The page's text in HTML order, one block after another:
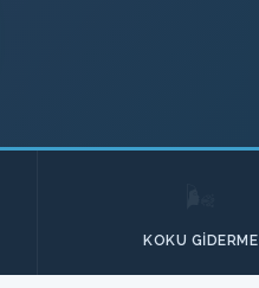
KOKU GIDERME